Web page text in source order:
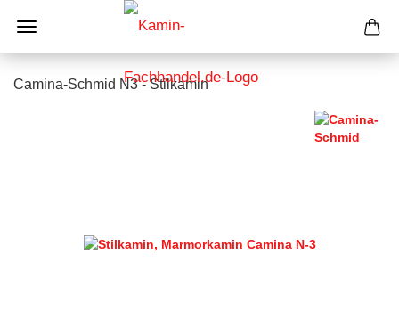
Camina-Schmid N3 - Stilkamin